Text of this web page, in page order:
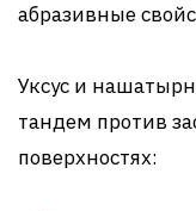
абразивные
Уксус и
тандем против
поверхностях: